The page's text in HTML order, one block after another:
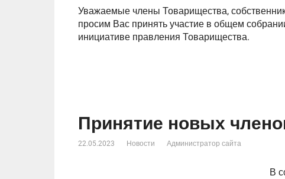
Уважаемые члены Товарищества,
просим Вас принять участие в общем
инициативе правления Товарищества.
Принятие новых
22.05.2023 Новости Администратор сайта
В